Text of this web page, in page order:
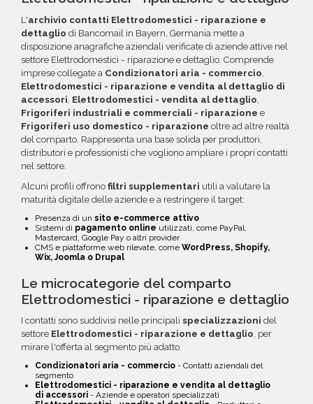
errati.
maggiori informazioni su come sfruttare
questa opzione.
L'archivio contatti Elettrodomestici - riparazione e
dettaglio di Bancomail in Bayern, Germania mette a
disposizione anagrafiche aziendali verificate di aziende attive nel
settore Elettrodomestici - riparazione e dettaglio. Comprende
imprese collegate a Condizionatori aria - commercio,
Elettrodomestici - riparazione e vendita al dettaglio di
accessori, Elettrodomestici - vendita al dettaglio,
Frigoriferi industriali e commerciali - riparazione e
Frigoriferi uso domestico - riparazione oltre ad altre realtà
del comparto. Rappresenta una base solida per produttori,
distributori e professionisti che vogliono ampliare i propri contatti
nel settore.
Alcuni profili offrono filtri supplementari utili a valutare la
maturità digitale delle aziende e a restringere il target:
Presenza di un sito e-commerce attivo
Sistemi di pagamento online utilizzati, come PayPal,
Mastercard, Google Pay o altri provider
CMS e piattaforme web rilevate, come WordPress, Shopify,
Wix, Joomla o Drupal
Le microcategorie del comparto
Elettrodomestici - riparazione e dettaglio
I contatti sono suddivisi nelle principali specializzazioni del
settore Elettrodomestici - riparazione e dettaglio, per
mirare l'offerta al segmento più adatto.
Condizionatori aria - commercio - Contatti aziendali del
segmento
Elettrodomestici - riparazione e vendita al dettaglio
di accessori - Aziende e operatori specializzati